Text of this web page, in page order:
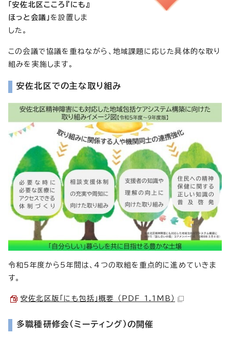
「安佐北区こころ『にも』
ほっと会議」 を設置しま
した。
この会議で協議を重ねながら、地域課題に応じた具体的な取り
組みを実施します。
安佐北区での主な取り組み
令和5年度から5年間は、4つの取組を重点的に進めていきま
す。
安佐北区版「にも包括」概要 （PDF 1.1MB）
多職種研修会（ミーティング）の開催